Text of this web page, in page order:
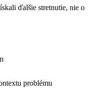
ďalšie stretnutie, nie o
problému